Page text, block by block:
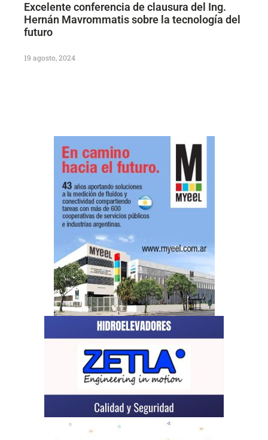
Excelente conferencia de clausura del Ing.
Hernán Mavrommatis sobre la tecnología del
futuro
19 agosto, 2024